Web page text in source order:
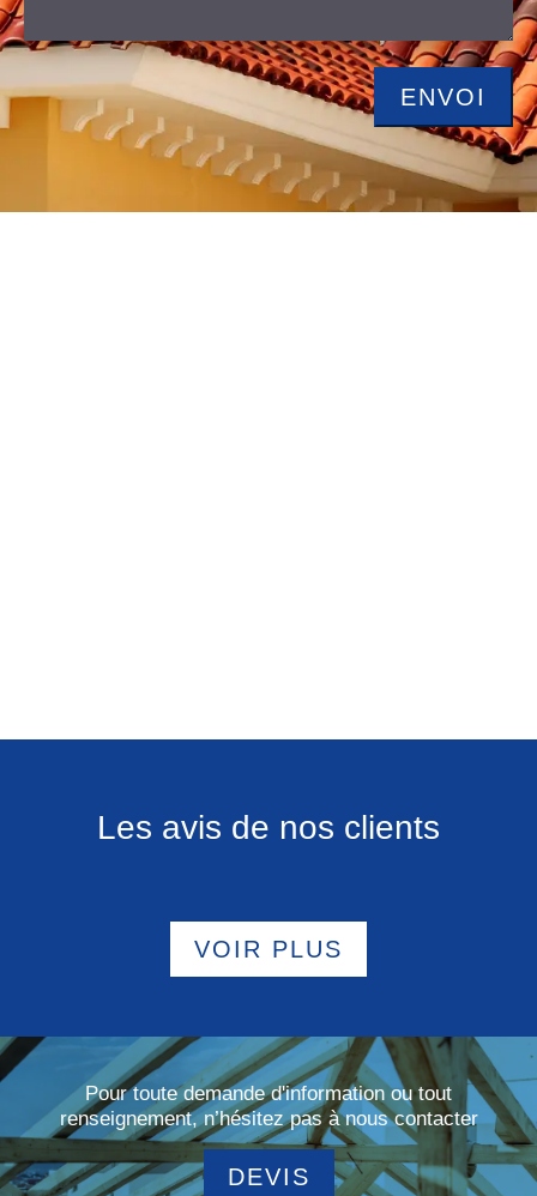
Les avis de nos clients
VOIR PLUS
Pour toute demande d'information ou tout
renseignement, n’hésitez pas à nous contacter
DEVIS